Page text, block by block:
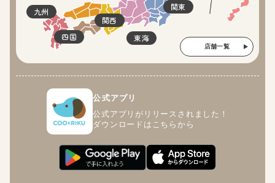
関東
東海
関西
四国
九州
店舗一覧
公式アプリ
公式アプリがリリースされました！
ダウンロードはこちらから